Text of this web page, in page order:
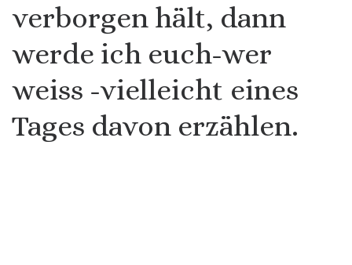
verborgen hält, dann
werde ich euch-wer
weiss -vielleicht eines
Tages davon erzählen.